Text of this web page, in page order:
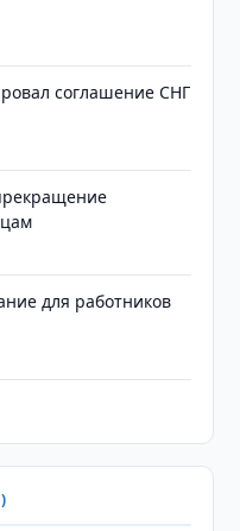
соглашение СНГ
для работников